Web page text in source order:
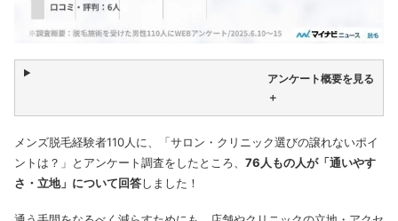
アンケート概要を見る
＋
メンズ脱毛経験者110人に、「サロン・クリニック選びの譲れないポイ
ントは？」とアンケート調査をしたところ、 76人もの人が「通いやす
さ・立地」について回答しました！